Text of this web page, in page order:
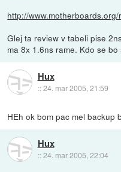
http://
Glej ta review v tabeli pise
ma 8x 1.6ns rame. Kdo se
Hux
::24. mar 2005, 21:59
HEh ok bom pac mel backup
Hux
::24. mar 2005, 22:04